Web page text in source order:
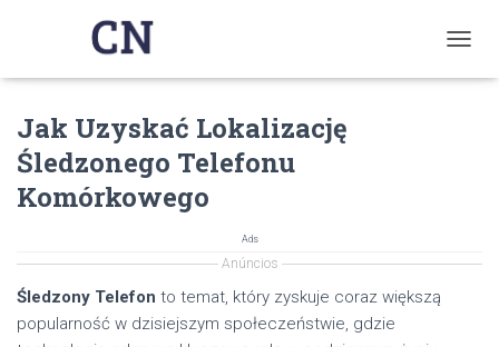
O
G
Jak Uzyskać Lokalizację
Śledzonego Telefonu
Komórkowego
Ads
Anúncios
Śledzony Telefon to temat, który zyskuje coraz większą
popularność w dzisiejszym społeczeństwie, gdzie